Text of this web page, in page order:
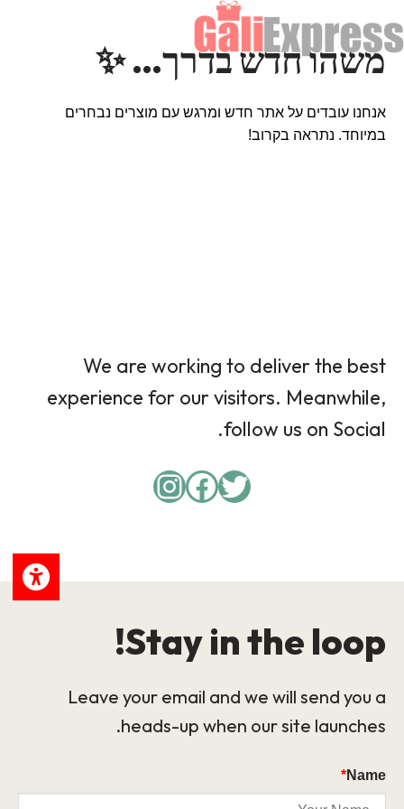
משהו חדש בדרך… ✨
אנחנו עובדים על אתר חדש ומרגש עם מוצרים נבחרים
במיוחד. נתראה בקרוב!
We are working to deliver the best
experience for our visitors. Meanwhile,
follow us on Social.
Twitter
Facebook
Instagram
Stay in the loop!
Leave your email and we will send you a
heads-up when our site launches.
Name
*